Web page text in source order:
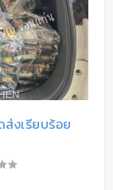
งเรียบร้อย